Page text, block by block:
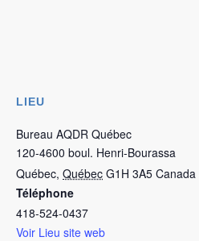
LIEU
Bureau AQDR Québec
120-4600 boul. Henri-Bourassa
Québec, Québec G1H 3A5 Canada
Téléphone
418-524-0437
Voir Lieu site web